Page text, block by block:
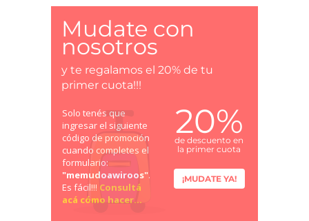
Mudate con
nosotros
y te regalamos el 20% de tu
primer cuota!!!
Solo tenés que
ingresar el siguiente
código de promoción
cuando completes el
formulario:
"memudoawiroos".
Es fácil!!! Consultá
acá cómo hacer...
20%
de descuento en
la primer cuota
¡MUDATE YA!